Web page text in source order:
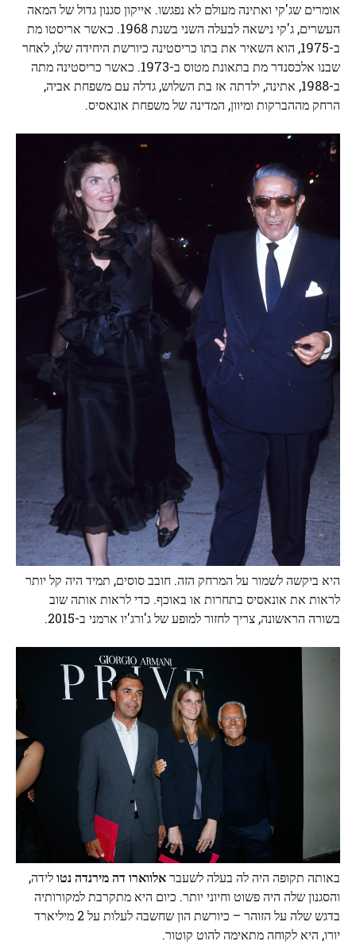
אומרים שג'קי ואתינה מעולם לא נפגשו. אייקון סגנון גדול של המאה
העשרים, ג'קי נישאה לבעלה השני בשנת 1968. כאשר אריסטו מת
ב-1975, הוא השאיר את בתו כריסטינה כיורשת היחידה שלו, לאחר
שבנו אלכסנדר מת בתאונת מטוס ב-1973. כאשר כריסטינה מתה
ב-1988, אתינה, ילדתה אז בת השלוש, גדלה עם משפחת אביה,
הרחק מההברקות ומיוון, המדינה של משפחת אונאסיס.
היא ביקשה לשמור על המרחק הזה. חובב סוסים, תמיד היה קל יותר
לראות את אונאסיס בתחרות או באוכף. כדי לראות אותה שוב
בשורה הראשונה, צריך לחזור למופע של ג'ורג'יו ארמני ב-2015.
באותה תקופה היה לה בעלה לשעבראלווארו דה מירנדה נטולידה,
והסגנון שלה היה פשוט וחיוני יותר. כיום היא מתקרבת למקורותיה
בדגש שלה על הזוהר – כיורשת הון שחשבה לעלות על 2 מיליארד
יורו, היא לקוחה מתאימה להוט קוטור.